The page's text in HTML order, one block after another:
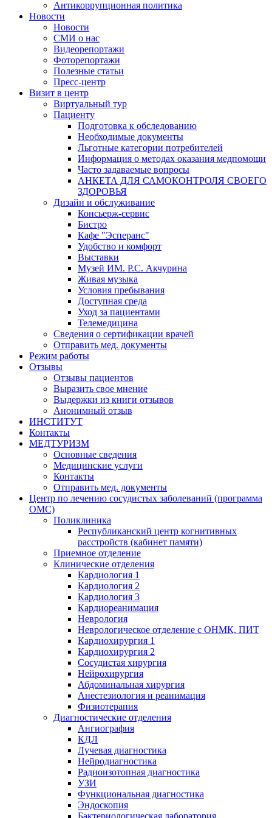
Антикоррупционная политика
Новости
Новости
СМИ о нас
Видеорепортажи
Фоторепортажи
Полезные статьи
Пресс-центр
Визит в центр
Виртуальный тур
Пациенту
Подготовка к обследованию
Необходимые документы
Льготные категории потребителей
Информация о методах оказания медпомощи
Часто задаваемые вопросы
АНКЕТА ДЛЯ САМОКОНТРОЛЯ СВОЕГО
ЗДОРОВЬЯ
Дизайн и обслуживание
Консьерж-сервис
Бистро
Кафе "Эсперанс"
Удобство и комфорт
Выставки
Музей ИМ. Р.С. Акчурина
Живая музыка
Условия пребывания
Доступная среда
Уход за пациентами
Телемедицина
Сведения о сертификации врачей
Отправить мед. документы
Режим работы
Отзывы
Отзывы пациентов
Выразить свое мнение
Выдержки из книги отзывов
Анонимный отзыв
ИНСТИТУТ
Контакты
МЕДТУРИЗМ
Основные сведения
Медицинские услуги
Контакты
Отправить мед. документы
Центр по лечению сосудистых заболеваний (программа
ОМС)
Поликлиника
Республиканский центр когнитивных
расстройств (кабинет памяти)
Приемное отделение
Клинические отделения
Кардиология 1
Кардиология 2
Кардиология 3
Кардиореанимация
Неврология
Неврологическое отделение с ОНМК, ПИТ
Кардиохирургия 1
Кардиохирургия 2
Сосудистая хирургия
Нейрохирургия
Абдоминальная хирургия
Анестезиология и реанимация
Физиотерапия
Диагностические отделения
Ангиография
КДЛ
Лучевая диагностика
Нейродиагностика
Радиоизотопная диагностика
УЗИ
Функциональная диагностика
Эндоскопия